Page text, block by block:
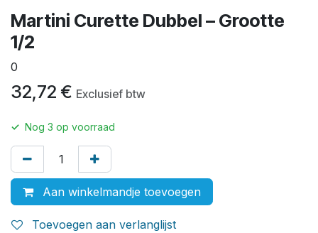
Martini Curette Dubbel – Grootte
1/2
0
32,72 € Exclusief btw
✓ Nog 3 op voorraad
Aan winkelmandje toevoegen
Toevoegen aan verlanglijst